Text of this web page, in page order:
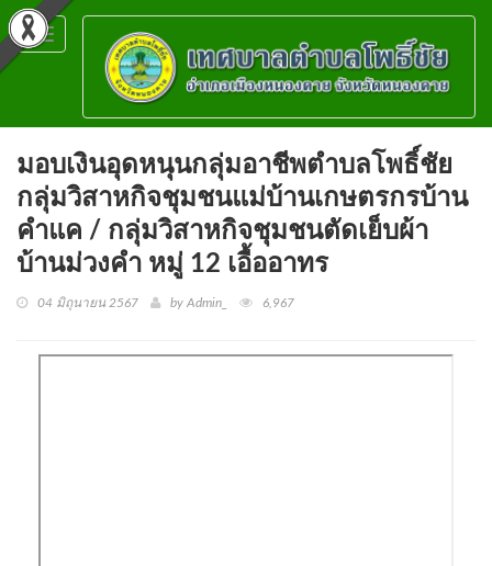
Toggle
navigation
มอบเงินอุดหนุนกลุ่มอาชีพตำบลโพธิ์ชัย
กลุ่มวิสาหกิจชุมชนแม่บ้านเกษตรกรบ้าน
คำแค / กลุ่มวิสาหกิจชุมชนตัดเย็บผ้า
บ้านม่วงคำ หมู่ 12 เอื้ออาทร
04 มิถุนายน 2567 by Admin_ 6,967